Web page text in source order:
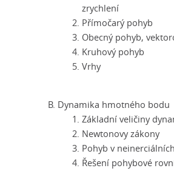
zrychlení
Přímočarý pohyb
Obecný pohyb,
Kruhový pohyb
Vrhy
Dynamika hmotného bodu
Základní veličiny
Newtonovy zákony
Pohyb v
Řešení pohybové